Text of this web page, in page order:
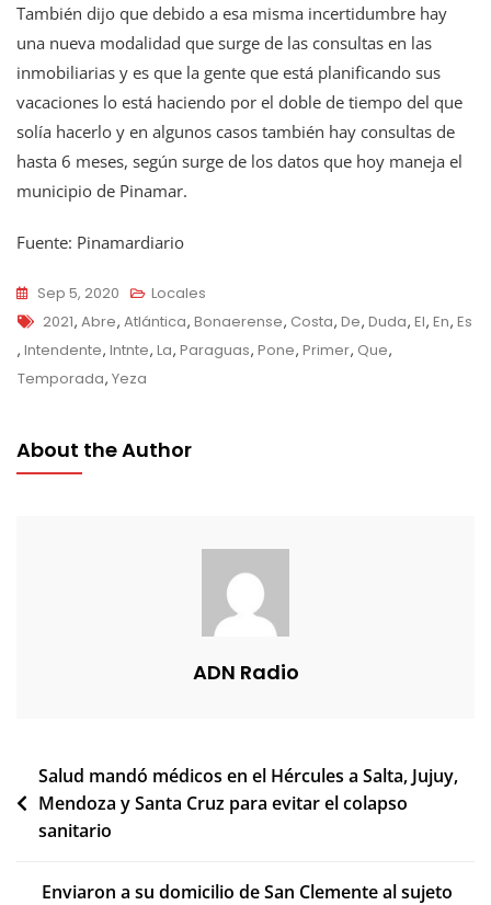
También dijo que debido a esa misma incertidumbre hay
una nueva modalidad que surge de las consultas en las
inmobiliarias y es que la gente que está planificando sus
vacaciones lo está haciendo por el doble de tiempo del que
solía hacerlo y en algunos casos también hay consultas de
hasta 6 meses, según surge de los datos que hoy maneja el
municipio de Pinamar.
Fuente: Pinamardiario
Sep 5, 2020
Locales
Tags
2021, Abre, Atlántica, Bonaerense, Costa, De, Duda, El, En, Es
, Intendente, Intnte, La, Paraguas, Pone, Primer, Que,
Temporada, Yeza
About the Author
ADN Radio
Navegación
de
entradas
Salud mandó médicos en el Hércules a Salta, Jujuy,
Mendoza y Santa Cruz para evitar el colapso
sanitario
Enviaron a su domicilio de San Clemente al sujeto